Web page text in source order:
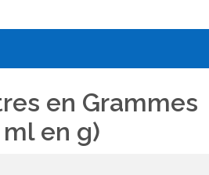
en Grammes
en g)